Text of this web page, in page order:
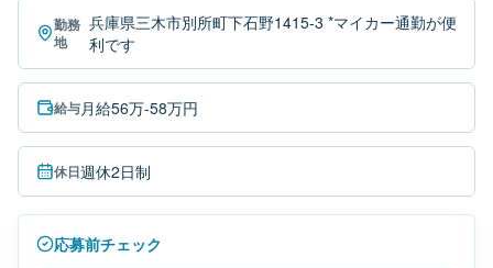
勤務
地
兵庫県三木市別所町下石野1415-3 *マイカー通勤が便
利です
給与月給56万-58万円
休日週休2日制
応募前チェック